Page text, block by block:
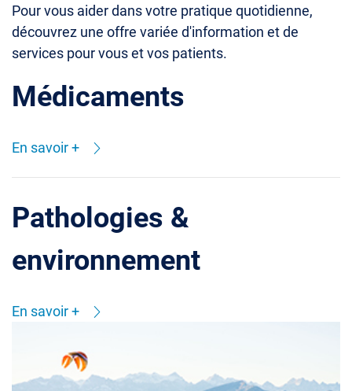
Pour vous aider dans votre pratique quotidienne,
découvrez une offre variée d'information et de
services pour vous et vos patients.
Médicaments
En savoir +
Pathologies &
environnement
En savoir +